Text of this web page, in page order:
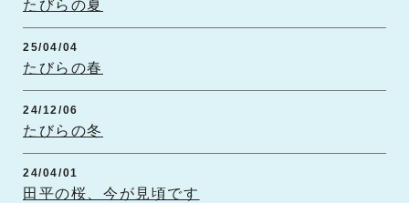
たびらの夏
25/04/04
たびらの春
24/12/06
たびらの冬
24/04/01
田平の桜、今が見頃です